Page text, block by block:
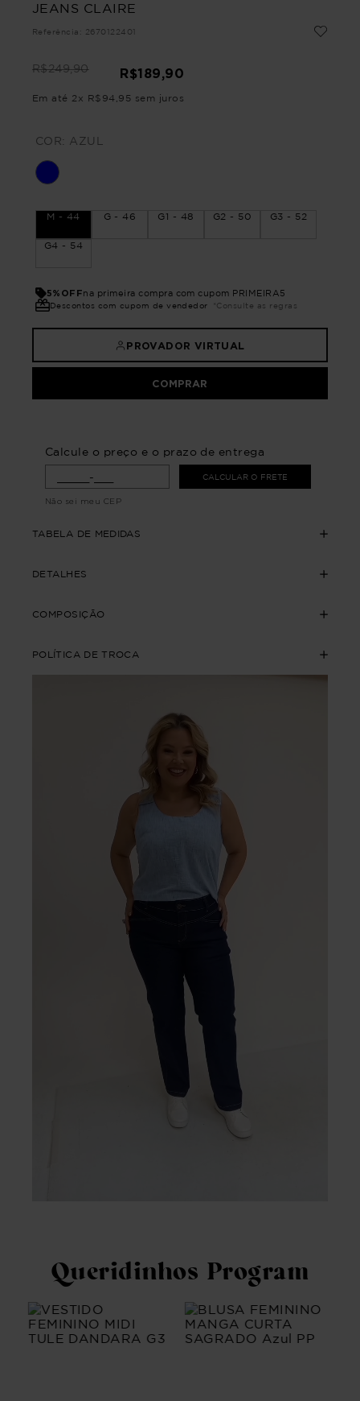
JEANS CLAIRE
Referência : 2670122401
R$249,90 R$189,90
Em até 2 x R$ 94 95 sem juros
COR: AZUL
M - 44 G - 46 G1 - 48 G2 - 50 G3 - 52
G4 - 54
5%OFFna primeira compra com cupom PRIMEIRA5
Descontos com cupom de vendedor *Consulte as regras
PROVADOR VIRTUAL
COMPRAR
Calcule o preço e o prazo de entrega
CALCULAR O FRETE
Não sei meu CEP
TABELA DE MEDIDAS
DETALHES
COMPOSIÇÃO
POLÍTICA DE TROCA
Queridinhos Program